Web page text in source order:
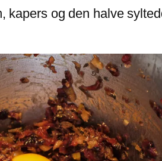
kapers og den halve